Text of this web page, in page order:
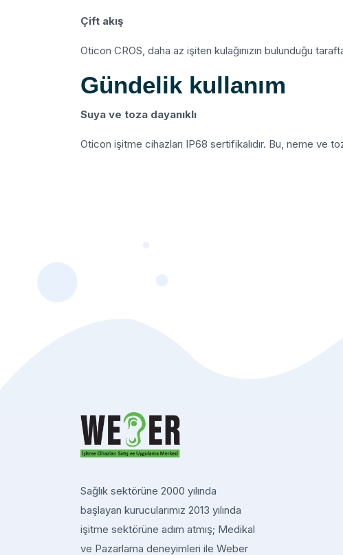
Çift akış
Oticon CROS, daha az işiten kulağınızın bulunduğu
Gündelik kullanım
Suya ve toza dayanıklı
Oticon işitme cihazları IP68 sertifikalıdır. Bu, neme ve
Sağlık sektörüne 2000 yılında
başlayan kurucularımız 2013 yılında
işitme sektörüne adım atmış; Medikal
ve Pazarlama deneyimleri ile Weber